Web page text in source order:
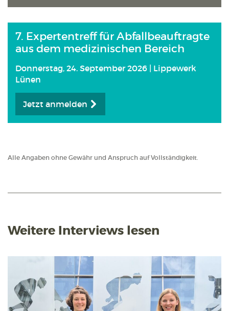
7. Expertentreff für Abfallbeauftragte
aus dem medizinischen Bereich
Donnerstag, 24. September 2026 | Lippewerk
Lünen
Jetzt anmelden
Alle Angaben ohne Gewähr und Anspruch auf Vollständigkeit.
Weitere Interviews lesen